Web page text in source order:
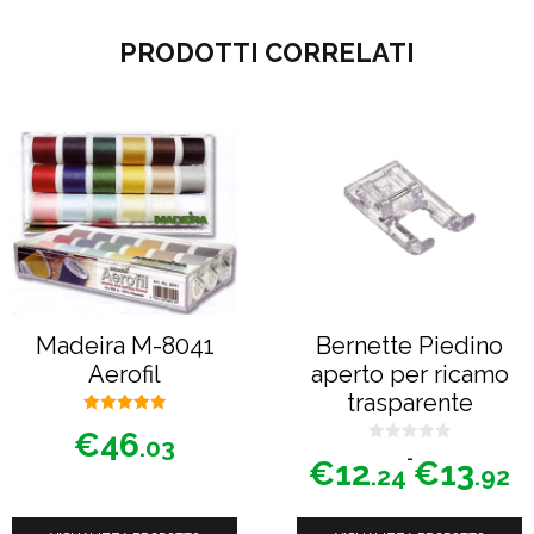
PRODOTTI CORRELATI
Madeira M-8041
Aerofil
su 5
€46.03
Bernette Piedino
aperto per ricamo
trasparente
s
u
€12.24
-€13.92
Fascia
di
essere
scelte
pagina
del
prodotto